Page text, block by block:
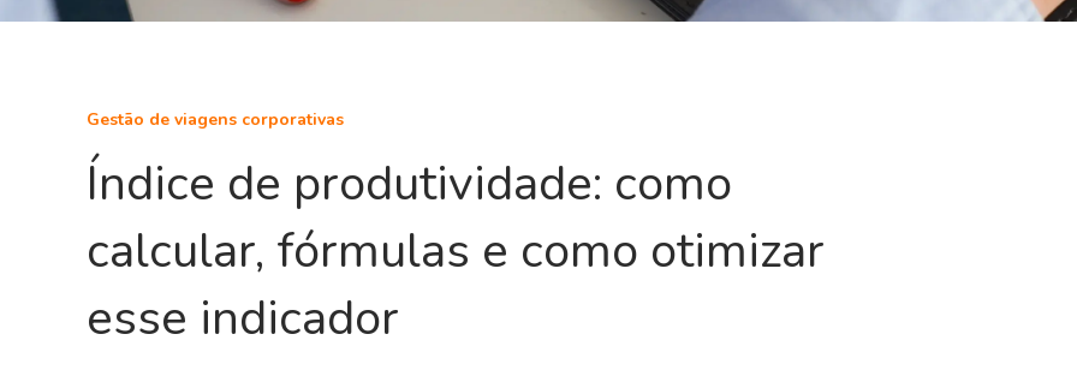
Gestão de viagens corporativas
Índice de produtividade: como
calcular, fórmulas e como otimizar
esse indicador